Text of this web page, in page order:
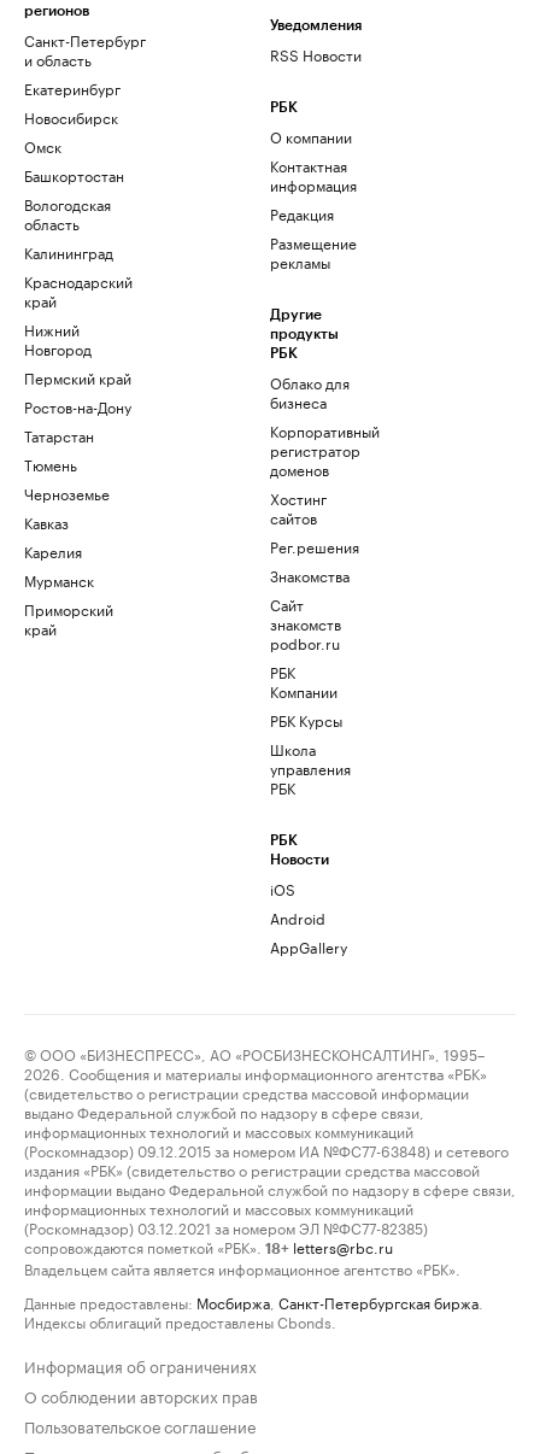
регионов
Санкт-Петербург
и область
Екатеринбург
Новосибирск
Омск
Башкортостан
Вологодская
область
Калининград
Краснодарский
край
Нижний
Новгород
Пермский край
Ростов-на-Дону
Татарстан
Тюмень
Черноземье
Кавказ
Карелия
Мурманск
Приморский
край
Уведомления
RSS Новости
РБК
О компании
Контактная
информация
Редакция
Размещение
рекламы
Другие
продукты
РБК
Облако для
бизнеса
Корпоративный
регистратор
доменов
Хостинг
сайтов
Рег.решения
Знакомства
Сайт
знакомств
podbor.ru
РБК
Компании
РБК Курсы
Школа
управления
РБК
РБК
Новости
iOS
Android
AppGallery
© ООО «БИЗНЕСПРЕСС», АО «РОСБИЗНЕСКОНСАЛТИНГ», 1995–
2026. Сообщения и материалы информационного агентства «РБК»
(свидетельство о регистрации средства массовой информации
выдано Федеральной службой по надзору в сфере связи,
информационных технологий и массовых коммуникаций
(Роскомнадзор) 09.12.2015 за номером ИА №ФС77-63848) и сетевого
издания «РБК» (свидетельство о регистрации средства массовой
информации выдано Федеральной службой по надзору в сфере связи,
информационных технологий и массовых коммуникаций
(Роскомнадзор) 03.12.2021 за номером ЭЛ №ФС77-82385)
сопровождаются пометкой «РБК».
18+ letters@rbc.ru
Владельцем сайта является информационное агентство «РБК».
Данные предоставлены: Мосбиржа Санкт-Петербургская биржа
Индексы облигаций предоставлены Cbonds.
Информация об ограничениях
О соблюдении авторских прав
Пользовательское соглашение